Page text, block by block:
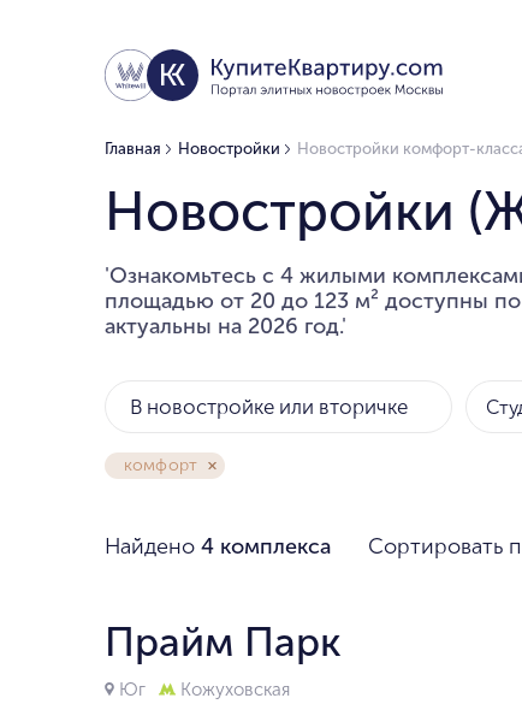
Главная Новостройки Новостройки комфорт-
Новостройки
'Ознакомьтесь с 4 жилыми
площадью от 20 до 123 м² доступны
актуальны на 2026 год.'
В новостройке или вторичке
комфорт
Найдено 4 комплекса Сортировать
Прайм Парк
Юг
Кожуховская